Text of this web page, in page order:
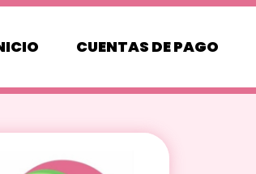
CUENTAS DE PAGO